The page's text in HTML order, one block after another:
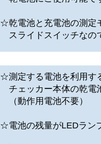
☆乾電池と充電池の測定
スライドスイッチなの
☆測定する電池を利用す
チェッカー本体の乾電
（動作用電池不要）
☆電池の残量がLEDラン